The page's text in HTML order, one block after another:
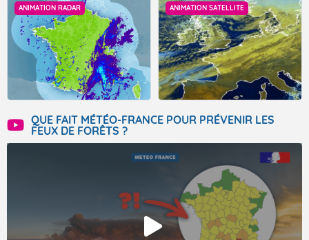
ANIMATION RADAR ANIMATION SATELLITE
QUE FAIT MÉTÉO-FRANCE POUR PRÉVENIR LES
FEUX DE FORÊTS ?